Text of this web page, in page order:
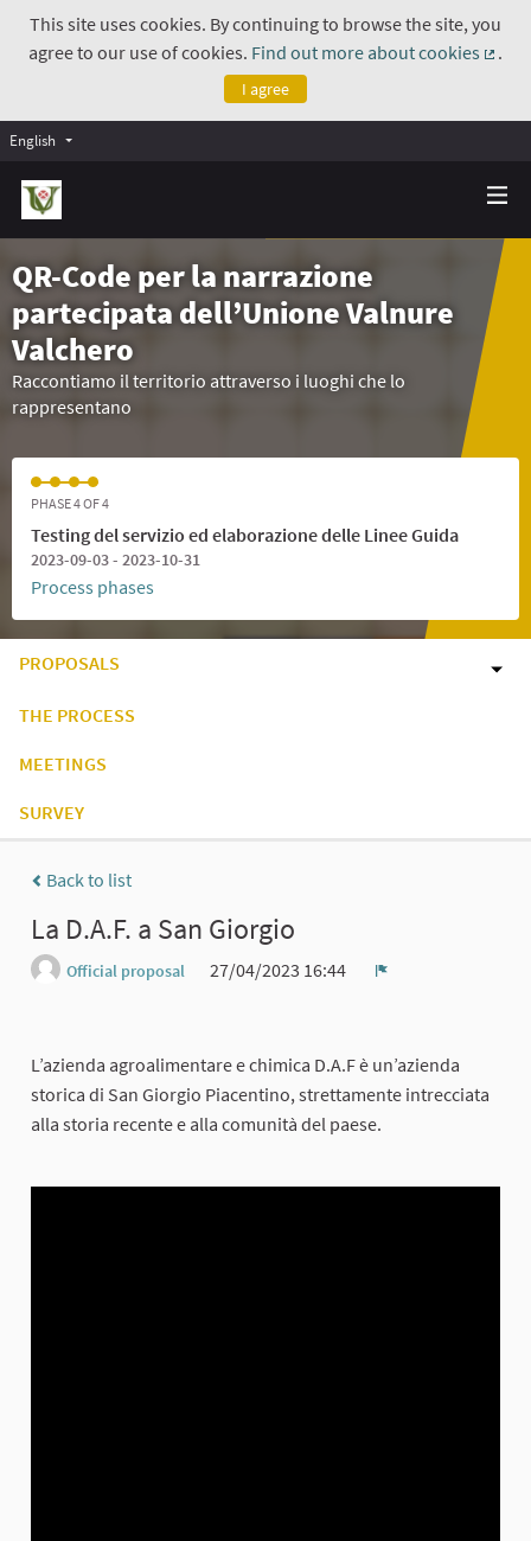
This site uses cookies. By continuing to browse the site, you
agree to our use of cookies. Find out more about cookies
.
I agree
English
QR-Code per la narrazione
partecipata dell’Unione Valnure
Valchero
Raccontiamo il territorio attraverso i luoghi che lo
rappresentano
PHASE 4 OF 4
Testing del servizio ed elaborazione delle Linee Guida
2023-09-03 - 2023-10-31
Process phases
PROPOSALS
THE PROCESS
MEETINGS
SURVEY
Back to list
La D.A.F. a San Giorgio
Official proposal
27/04/2023 16:44
L’azienda agroalimentare e chimica D.A.F è un’azienda
storica di San Giorgio Piacentino, strettamente intrecciata
alla storia recente e alla comunità del paese.